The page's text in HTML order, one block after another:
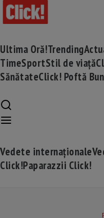
Ultima Oră!Trending
TimeSportStil de viață
SănătateClick! Poftă
Vedete internaționale
Click!Paparazzii Click!